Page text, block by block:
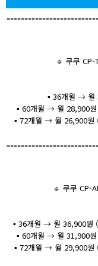
🔹 쿠쿠 CP-
▪️ 36개월 → 월
▪️ 60개월 → 월 28,900
▪️ 72개월 → 월 26,900원
🔹 쿠쿠 CP-
▪️ 36개월 → 월 36,900원
▪️ 60개월 → 월 31,900
▪️ 72개월 → 월 29,900원